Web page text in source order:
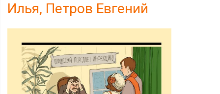
Илья, Петров Евгений